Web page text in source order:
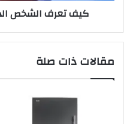
كيف تعرف الشخص
مقالات ذات صلة